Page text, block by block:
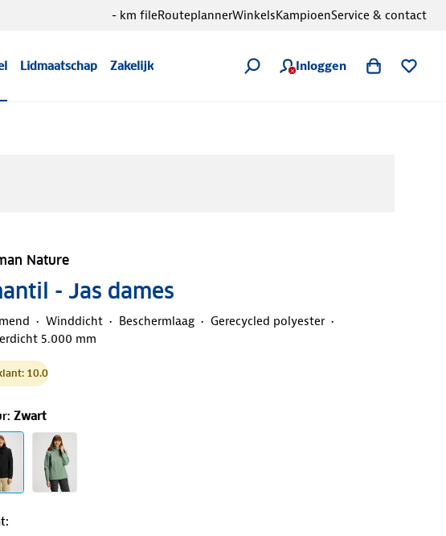
Lidmaatschap Zakelijk Inloggen
- km fileRouteplannerWinkelsKampioenService & contact
Nature
- Jas dames
Winddicht Beschermlaag
Gerecycled polyester
5.000 mm
10.0
: Zwart
: